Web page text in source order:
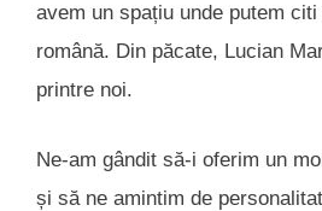
avem un spațiu unde putem
română. Din păcate, Lucian
printre noi.
Ne-am gândit să-i oferim un
și să ne amintim de